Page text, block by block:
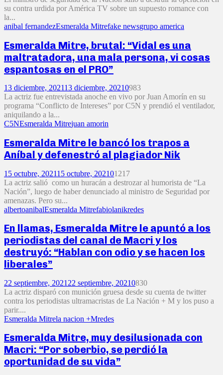
su contra urdida por América TV sobre un supuesto romance con
la...
anibal fernandezEsmeralda Mitrefake newsgrupo america
Esmeralda Mitre, brutal: “Vidal es una
maltratadora, una mala persona, vi cosas
espantosas en el PRO”
13 diciembre, 202113 diciembre, 20210983
La actriz fue entrevistada anoche en vivo por Juan Amorín en su
programa “Conflicto de Intereses” por C5N y prendió el ventilador,
aniquilando a la...
C5NEsmeralda Mitrejuan amorin
Esmeralda Mitre le bancó los trapos a
Aníbal y defenestró al plagiador Nik
15 octubre, 202115 octubre, 202101217
La actriz salió como un huracán a destrozar al humorista de “La
Nación”, luego de haber denunciado al ministro de Seguridad por
amenazas. Pero su...
albertoanibalEsmeralda Mitrefabiolanikredes
En llamas, Esmeralda Mitre le apuntó a los
periodistas del canal de Macri y los
destruyó: “Hablan con odio y se hacen los
liberales”
22 septiembre, 2021 22 septiembre, 20210830
La actriz disparó con munición gruesa desde su cuenta de twitter
contra los periodistas ultramacristas de La Nación + M y los puso a
parir....
Esmeralda Mitrela nacion +Mredes
Esmeralda Mitre, muy desilusionada con
Macri: “Por soberbio, se perdió la
oportunidad de su vida”